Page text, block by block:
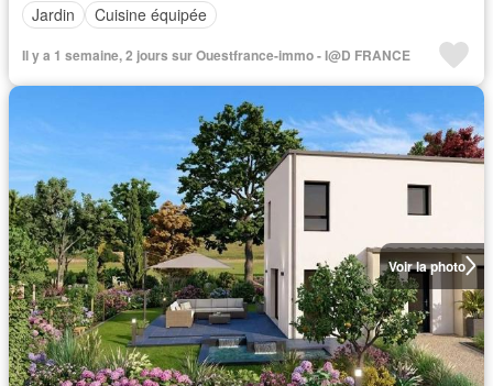
Jardin
Cuisine équipée
Il y a 1 semaine, 2 jours sur Ouestfrance-immo - I@D FRANCE
Voir la photo